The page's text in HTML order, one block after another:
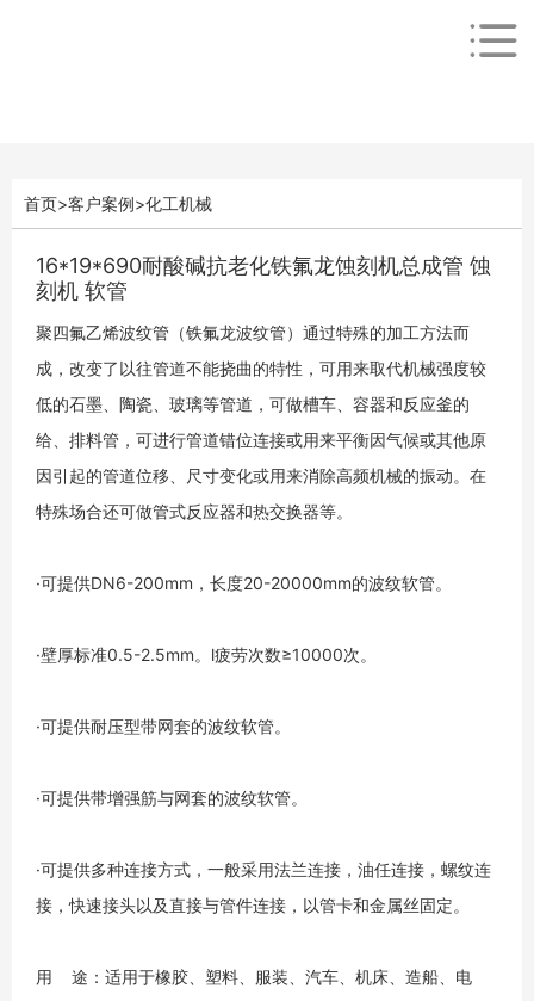
首页>客户案例>化工机械
16*19*690耐酸碱抗老化铁氟龙蚀刻机总成管 蚀
刻机 软管
聚四氟乙烯波纹管（铁氟龙波纹管）通过特殊的加工方法而
成，改变了以往管道不能挠曲的特性，可用来取代机械强度较
低的石墨、陶瓷、玻璃等管道，可做槽车、容器和反应釜的
给、排料管，可进行管道错位连接或用来平衡因气候或其他原
因引起的管道位移、尺寸变化或用来消除高频机械的振动。在
特殊场合还可做管式反应器和热交换器等。
·可提供DN6-200mm，长度20-20000mm的波纹软管。
·壁厚标准0.5-2.5mm。l疲劳次数≥10000次。
·可提供耐压型带网套的波纹软管。
·可提供带增强筋与网套的波纹软管。
·可提供多种连接方式，一般采用法兰连接，油任连接，螺纹连
接，快速接头以及直接与管件连接，以管卡和金属丝固定。
用 途：适用于橡胶、塑料、服装、汽车、机床、造船、电